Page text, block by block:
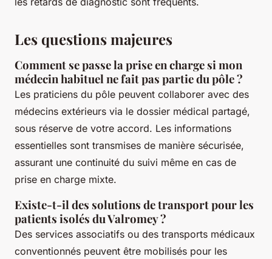
Les questions majeures
Comment se passe la prise en charge si mon
médecin habituel ne fait pas partie du pôle ?
Les praticiens du pôle peuvent collaborer avec des
médecins extérieurs via le dossier médical partagé,
sous réserve de votre accord. Les informations
essentielles sont transmises de manière sécurisée,
assurant une continuité du suivi même en cas de
prise en charge mixte.
Existe-t-il des solutions de transport pour les
patients isolés du Valromey ?
Des services associatifs ou des transports médicaux
conventionnés peuvent être mobilisés pour les